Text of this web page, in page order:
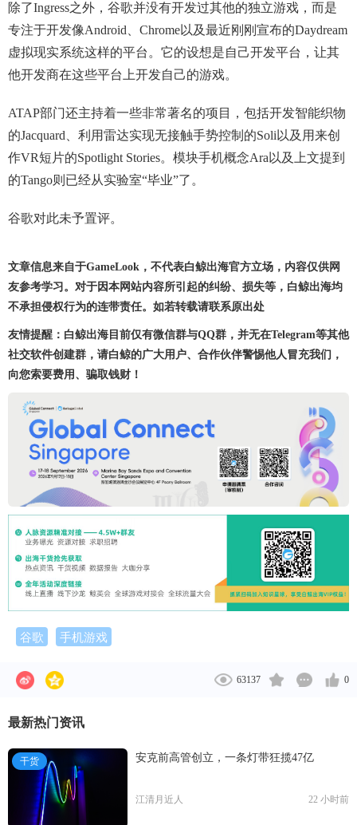
除了Ingress之外，谷歌并没有开发过其他的独立游戏，而是
专注于开发像Android、Chrome以及最近刚刚宣布的Daydream
虚拟现实系统这样的平台。它的设想是自己开发平台，让其
他开发商在这些平台上开发自己的游戏。
ATAP部门还主持着一些非常著名的项目，包括开发智能织物
的Jacquard、利用雷达实现无接触手势控制的Soli以及用来创
作VR短片的Spotlight Stories。模块手机概念Ara以及上文提到
的Tango则已经从实验室“毕业”了。
谷歌对此未予置评。
文章信息来自于GameLook，不代表白鲸出海官方立场，内容仅供网
友参考学习。对于因本网站内容所引起的纠纷、损失等，白鲸出海均
不承担侵权行为的连带责任。如若转载请联系原出处
友情提醒：白鲸出海目前仅有微信群与QQ群，并无在Telegram等其他
社交软件创建群，请白鲸的广大用户、合作伙伴警惕他人冒充我们，
向您索要费用、骗取钱财！
谷歌 手机游戏
63137 0
最新热门资讯
干货 安克前高管创立，一条灯带狂揽47亿
江清月近人 22 小时前